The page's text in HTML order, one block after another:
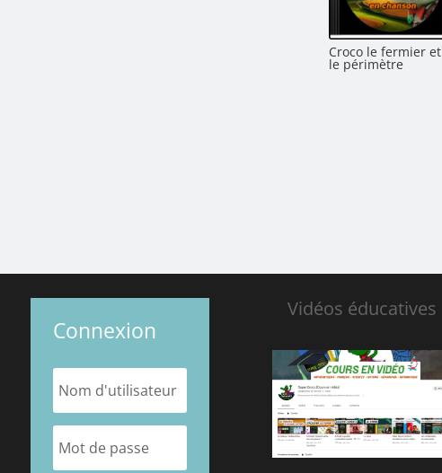
Croco le fermier et
le périmètre
Connexion
Vidéos éducatives